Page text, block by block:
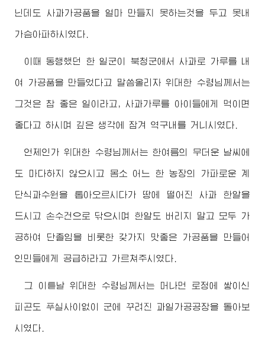
닌데도 사과가공품을 얼마 만들지 못하는것을 두고 못내
가슴아파하시였다.
이때 동행했던 한 일군이 북청군에서 사과로 가루를 내
여 가공품을 만들었다고 말씀올리자위대한 수령님께서는
그것은 참 좋은 일이라고, 사과가루를 아이들에게 먹이면
좋다고 하시며 깊은 생각에 잠겨 역구내를 거니시였다.
언제인가위대한 수령님께서 는 한여름의 무더운 날씨에
도 마다하지 않으시고 몸소 어느 한 농장의 가파로운 계
단식과수원을 톱아오르시다가 땅에 떨어진 사과 한알을
드시고 손수건으로 닦으시며 한알도 버리지 말고 모두 가
공하여 단졸임을 비롯한 갖가지 맛좋은 가공품을 만들어
인민들에게 공급하라고 가르쳐주시였다.
그 이튿날위대한 수령님께서는 머나먼 로정에 쌓이신
피곤도 푸실사이없이 군에 꾸려진 과일가공공장을 돌아보
시였다.